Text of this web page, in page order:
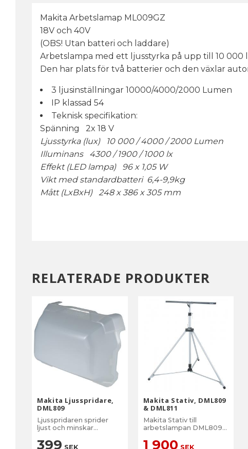
Makita Arbetslamap ML009GZ
18V och 40V
(OBS! Utan batteri och laddare)
Arbetslampa med ett ljusstyrka på upp till 10 000
Den har plats för två batterier och den växlar
3 ljusinställningar 10000/4000/2000 Lumen
IP klassad 54
Teknisk specifikation:
Spänning 2x 18 V
Ljusstyrka (lux) 10 000 / 4000 / 2000 Lumen
Illuminans 4300 / 1900 / 1000 lx
Effekt (LED lampa) 96 x 1,05 W
Vikt med standardbatteri 6,4-9,9kg
Mått (LxBxH) 248 x 386 x 305 mm
RELATERADE PRODUKTER
Makita Ljusspridare,
DML809
Ljusspridaren sprider
ljust och minskar
399 SEK
Makita Stativ, DML809
& DML811
Makita Stativ till
arbetslampan DML809
1 900 SEK